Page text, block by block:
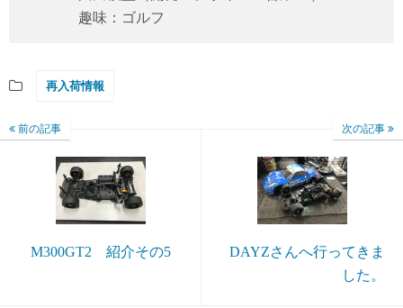
趣味：ゴルフ
再入荷情報
前の記事
M300GT2 紹介その5
次の記事
DAYZさんへ行ってきま
した。